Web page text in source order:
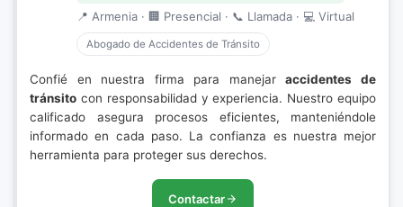
📍 Armenia · 🏢 Presencial · 📞 Llamada · 💻 Virtual
Abogado de Accidentes de Tránsito
Confié en nuestra firma para manejaraccidentes de
tránsito con responsabilidad y experiencia. Nuestro equipo
calificado asegura procesos eficientes, manteniéndole
informado en cada paso. La confianza es nuestra mejor
herramienta para proteger sus derechos.
Contactar